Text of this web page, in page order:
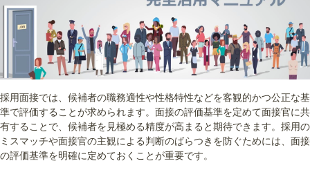
採用面接では、候補者の職務適性や性格特性などを客観的かつ公正な基
準で評価することが求められます。面接の評価基準を定めて面接官に共
有することで、候補者を見極める精度が高まると期待できます。採用の
ミスマッチや面接官の主観による判断のばらつきを防ぐためには、面接
の評価基準を明確に定めておくことが重要です。